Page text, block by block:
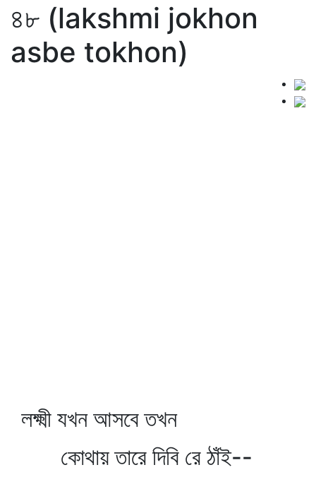
৪৮ (lakshmi jokhon
asbe tokhon)
লক্ষ্মী যখন আসবে তখন
কোথায় তারে দিবি রে ঠাঁই--